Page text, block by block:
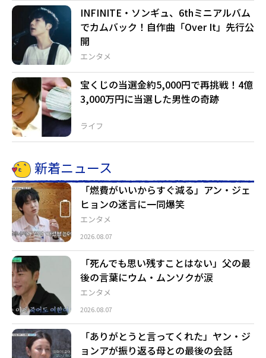
エンタメ
INFINITE・ソンギュ、6thミニアルバム
でカムバック！自作曲「Over It」先行公
開
ライフ
宝くじの当選金約5,000円で再挑戦！4億
3,000万円に当選した男性の奇跡
新着ニュース
エンタメ
「燃費がいいからすぐ減る」アン・ジェ
ヒョンの迷言に一同爆笑
2026.08.07
エンタメ
「死んでも思い残すことはない」父の最
後の言葉にウム・ムンソクが涙
2026.08.07
「ありがとうと言ってくれた」ヤン・ジ
ョンアが振り返る母との最後の会話